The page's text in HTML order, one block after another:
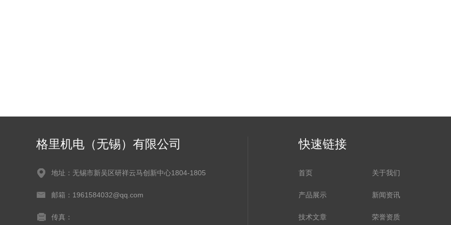
格里机电（无锡）有限公司
地址：无锡市新吴区研祥云马创新中心1804-1805
邮箱：1961584032@qq.com
传真：
快速链接
首页 关于我们
产品展示 新闻资讯
技术文章 荣誉资质